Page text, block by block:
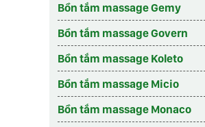
Bồn tắm massage Gemy
Bồn tắm massage Govern
Bồn tắm massage Koleto
Bồn tắm massage Micio
Bồn tắm massage Monaco